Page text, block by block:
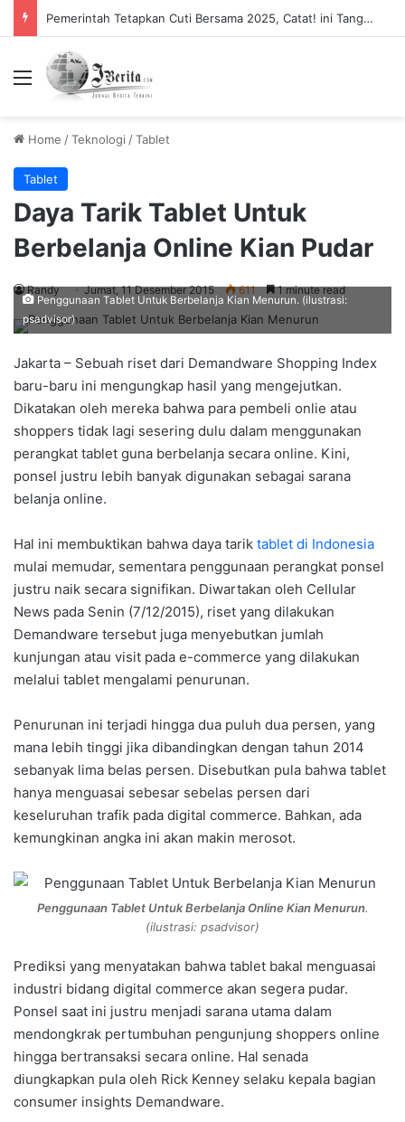
Pemerintah Tetapkan Cuti Bersama 2025, Catat! ini Tanggalnya
Menu
Home /Teknologi /Tablet
Tablet
Daya Tarik Tablet Untuk
Berbelanja Online Kian Pudar
Randy Jumat, 11 Desember 2015 611 1 minute read
Penggunaan Tablet Untuk Berbelanja Kian Menurun. (ilustrasi:
psadvisor)
Jakarta – Sebuah riset dari Demandware Shopping Index
baru-baru ini mengungkap hasil yang mengejutkan.
Dikatakan oleh mereka bahwa para pembeli onlie atau
shoppers tidak lagi sesering dulu dalam menggunakan
perangkat tablet guna berbelanja secara online. Kini,
ponsel justru lebih banyak digunakan sebagai sarana
belanja online.
Hal ini membuktikan bahwa daya tarik tablet di Indonesia
mulai memudar, sementara penggunaan perangkat ponsel
justru naik secara signifikan. Diwartakan oleh Cellular
News pada Senin (7/12/2015), riset yang dilakukan
Demandware tersebut juga menyebutkan jumlah
kunjungan atau visit pada e-commerce yang dilakukan
melalui tablet mengalami penurunan.
Penurunan ini terjadi hingga dua puluh dua persen, yang
mana lebih tinggi jika dibandingkan dengan tahun 2014
sebanyak lima belas persen. Disebutkan pula bahwa tablet
hanya menguasai sebesar sebelas persen dari
keseluruhan trafik pada digital commerce. Bahkan, ada
kemungkinan angka ini akan makin merosot.
Penggunaan Tablet Untuk Berbelanja Online Kian Menurun.
(ilustrasi: psadvisor)
Prediksi yang menyatakan bahwa tablet bakal menguasai
industri bidang digital commerce akan segera pudar.
Ponsel saat ini justru menjadi sarana utama dalam
mendongkrak pertumbuhan pengunjung shoppers online
hingga bertransaksi secara online. Hal senada
diungkapkan pula oleh Rick Kenney selaku kepala bagian
consumer insights Demandware.